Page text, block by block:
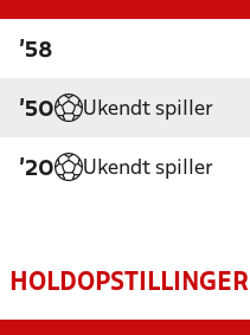
'58
'50 Ukendt spiller
'20 Ukendt spiller
HOLDOPSTILLINGER